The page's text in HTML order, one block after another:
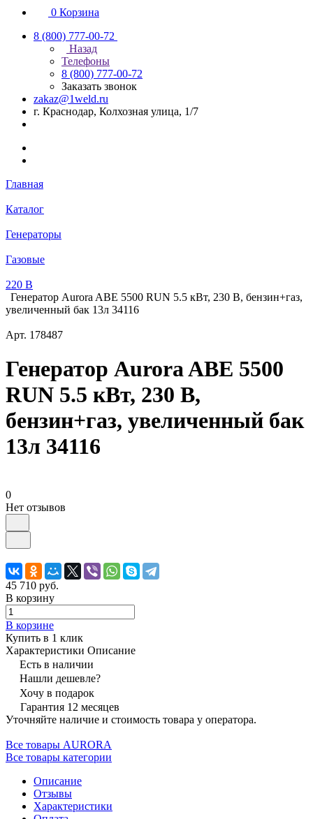
0 Корзина
8 (800) 777-00-72
Назад
Телефоны
8 (800) 777-00-72
Заказать звонок
zakaz@1weld.ru
г. Краснодар, Колхозная улица, 1/7
Главная
Каталог
Генераторы
Газовые
220 В
Генератор Aurora ABE 5500 RUN 5.5 кВт, 230 В, бензин+газ,
увеличенный бак 13л 34116
Арт. 178487
Генератор Aurora ABE 5500
RUN 5.5 кВт, 230 В,
бензин+газ, увеличенный бак
13л 34116
0
Нет отзывов
45 710 руб.
В корзину
В корзине
Купить в 1 клик
Характеристики Описание
Есть в наличии
Нашли дешевле?
Хочу в подарок
Гарантия 12 месяцев
Уточняйте наличие и стоимость товара у оператора.
Все товары AURORA
Все товары категории
Описание
Отзывы
Характеристики